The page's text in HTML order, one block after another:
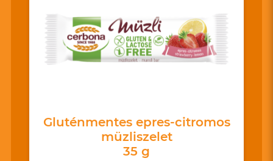
Gluténmentes epres-citromos
müzliszelet
35 g